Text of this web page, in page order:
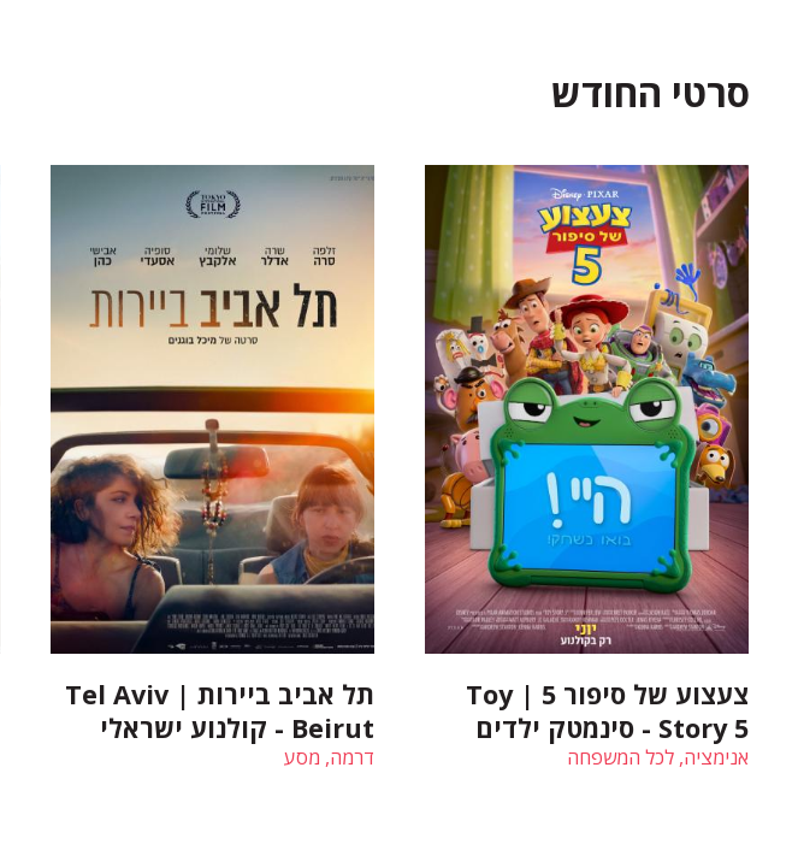
סרטי החודש
צעצוע של סיפור 5 | Toy
Story 5 - סינמטק ילדים
אנימציה, לכל המשפחה
תל אביב ביירות | Tel Aviv
Beirut - קולנוע ישראלי
דרמה, מסע